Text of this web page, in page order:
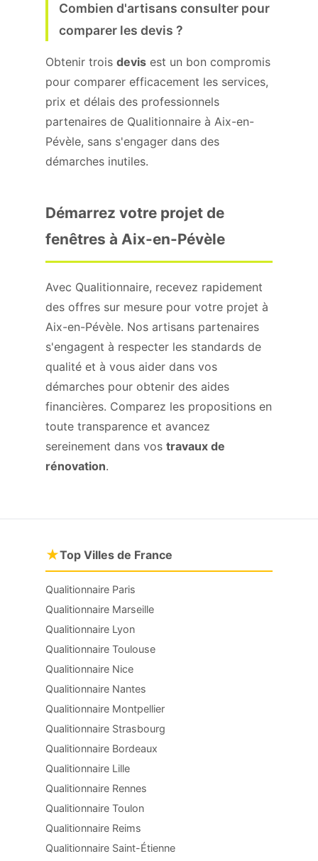
Combien d'artisans consulter pour
comparer les devis ?
Obtenir trois devis est un bon compromis
pour comparer efficacement les services,
prix et délais des professionnels
partenaires de Qualitionnaire à Aix-en-
Pévèle, sans s'engager dans des
démarches inutiles.
Démarrez votre projet de
fenêtres à Aix-en-Pévèle
Avec Qualitionnaire, recevez rapidement
des offres sur mesure pour votre projet à
Aix-en-Pévèle. Nos artisans partenaires
s'engagent à respecter les standards de
qualité et à vous aider dans vos
démarches pour obtenir des aides
financières. Comparez les propositions en
toute transparence et avancez
sereinement dans vos travaux de
rénovation.
★Top Villes de France
Qualitionnaire Paris
Qualitionnaire Marseille
Qualitionnaire Lyon
Qualitionnaire Toulouse
Qualitionnaire Nice
Qualitionnaire Nantes
Qualitionnaire Montpellier
Qualitionnaire Strasbourg
Qualitionnaire Bordeaux
Qualitionnaire Lille
Qualitionnaire Rennes
Qualitionnaire Toulon
Qualitionnaire Reims
Qualitionnaire Saint-Étienne